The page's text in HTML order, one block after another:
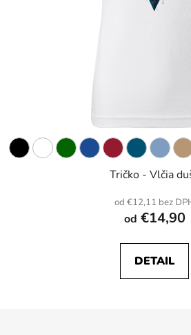
Tričko - Vlčia
od €12,11 bez
od €14,90
DETAIL